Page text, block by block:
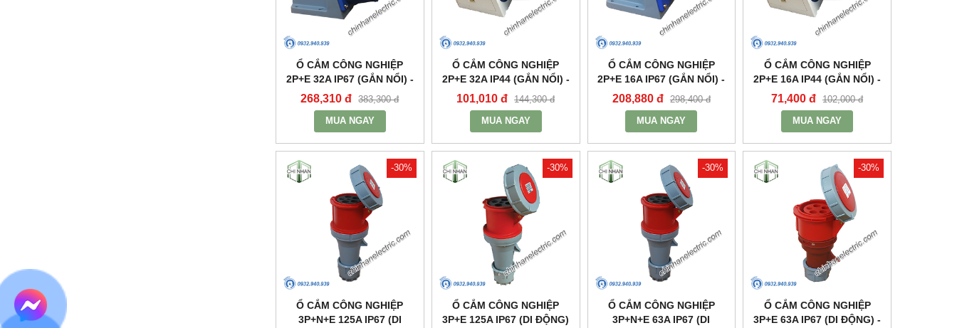
Ổ CẮM CÔNG NGHIỆP
2P+E 32A IP67 (GẮN NỔI) -
MPN1232 - MPE
268,310 đ 383,300 đ
MUA NGAY
Ổ CẮM CÔNG NGHIỆP
2P+E 32A IP44 (GẮN NỔI) -
MPN123 - MPE
101,010 đ 144,300 đ
MUA NGAY
Ổ CẮM CÔNG NGHIỆP
2P+E 16A IP67 (GẮN NỔI) -
MPN1132 - MPE
208,880 đ 298,400 đ
MUA NGAY
Ổ CẮM CÔNG NGHIỆP
2P+E 16A IP44 (GẮN NỔI) -
MPN113 - MPE
71,400 đ 102,000 đ
MUA NGAY
-30%
Ổ CẮM CÔNG NGHIỆP
3P+N+E 125A IP67 (DI
-30%
Ổ CẮM CÔNG NGHIỆP
3P+E 125A IP67 (DI ĐỘNG)
-30%
Ổ CẮM CÔNG NGHIỆP
3P+N+E 63A IP67 (DI
-30%
Ổ CẮM CÔNG NGHIỆP
3P+E 63A IP67 (DI ĐỘNG) -